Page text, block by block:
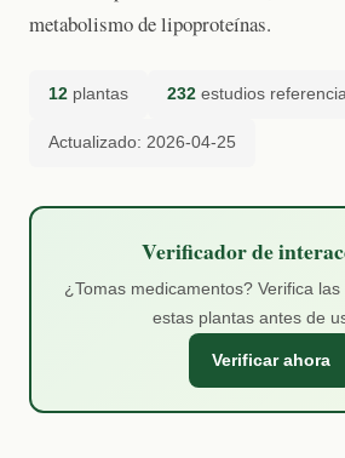
metabolismo de lipoproteínas.
12 plantas 232 estudios
Actualizado: 2026-04-25
Verificador de
¿Tomas medicamentos? Verifica
estas plantas antes de
Verificar ahora